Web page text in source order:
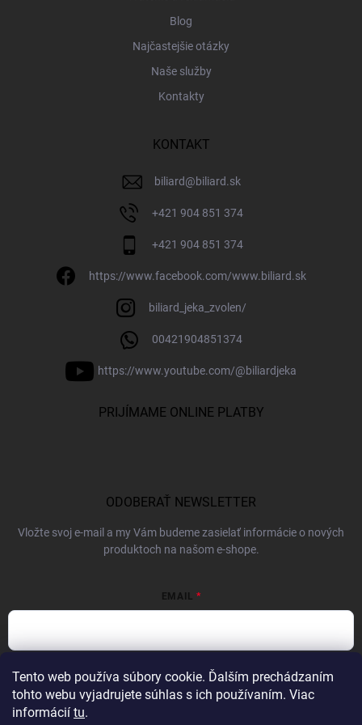
Tento web používa súbory cookie. Ďalším prechádzaním
tohto webu vyjadrujete súhlas s ich používaním. Viac
informácií tu.
Blog
Najčastejšie otázky
Naše služby
Kontakty
KONTAKT
biliard@biliard.sk
+421 904 851 374
+421 904 851 374
https://www.facebook.com/www.biliard.sk
biliard_jeka_zvolen/
00421904851374
https://www.youtube.com/@biliardjeka
PRIJÍMAME ONLINE PLATBY
ODOBERAŤ NEWSLETTER
Vložte svoj e-mail a my Vám budeme zasielať informácie o nových
produktoch na našom e-shope.
EMAIL
Vložením e-mailu súhlasíte spodmienkami ochrany osobných údajov